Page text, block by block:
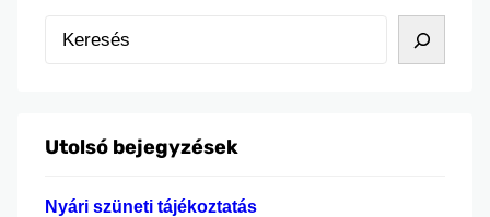
s
Utolsó bejegyzések
Nyári szüneti tájékoztatás